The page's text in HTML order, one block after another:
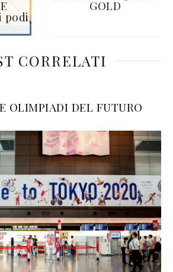
podi
GOLD
CORRELATI
OLIMPIADI DEL FUTURO